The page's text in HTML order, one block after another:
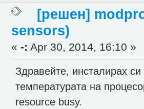
[решен]
sensors)
«-: Apr 30, 2014, 16:10 »
Здравейте, инсталирах
температурата на
resource busy.